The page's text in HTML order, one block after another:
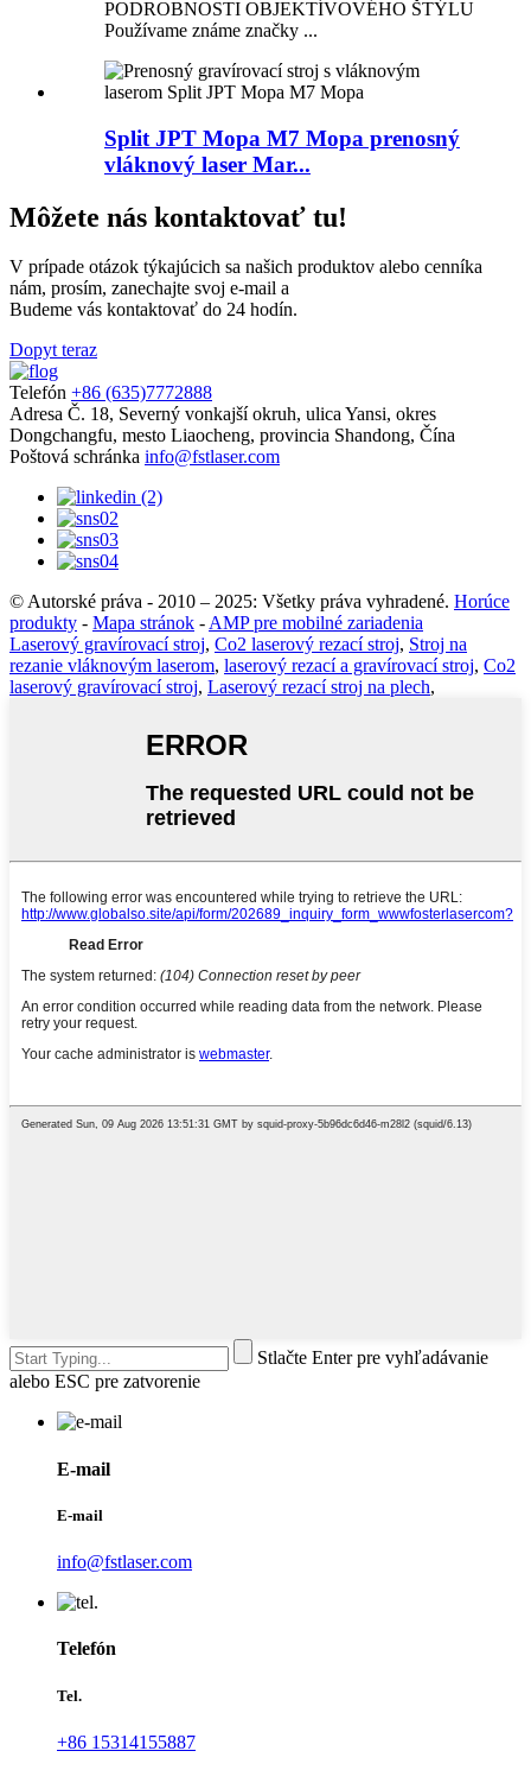
PODROBNOSTI OBJEKTÍVOVÉHO ŠTÝLU
Používame známe značky ...
Split JPT Mopa M7 Mopa prenosný
vláknový laser Mar...
Môžete nás kontaktovať tu!
V prípade otázok týkajúcich sa našich produktov alebo cenníka
nám, prosím, zanechajte svoj e-mail a
Budeme vás kontaktovať do 24 hodín.
Dopyt teraz
Telefón +86 (635)7772888
Adresa Č. 18, Severný vonkajší okruh, ulica Yansi, okres
Dongchangfu, mesto Liaocheng, provincia Shandong, Čína
Poštová schránka info@fstlaser.com
© Autorské práva - 2010 – 2025: Všetky práva vyhradené. Horúce
produkty - Mapa stránok -AMP pre mobilné zariadenia
Laserový gravírovací stroj, Co2 laserový rezací stroj, Stroj na
rezanie vláknovým laserom, laserový rezací a gravírovací stroj, Co2
laserový gravírovací stroj, Laserový rezací stroj na plech,
Stlačte Enter pre vyhľadávanie
alebo ESC pre zatvorenie
E-mail
E-mail
info@fstlaser.com
Telefón
Tel.
+86 15314155887